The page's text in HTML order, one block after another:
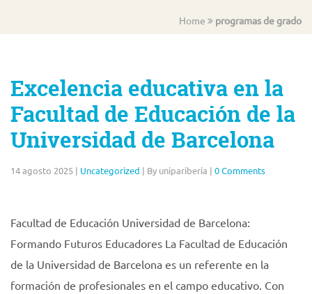
Home programas de grado
Excelencia educativa en la
Facultad de Educación de la
Universidad de Barcelona
14 agosto 2025 | Uncategorized | By unipariberia | 0 Comments
Facultad de Educación Universidad de Barcelona:
Formando Futuros Educadores La Facultad de Educación
de la Universidad de Barcelona es un referente en la
formación de profesionales en el campo educativo. Con